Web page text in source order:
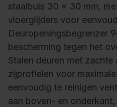
staalbuis 30 x 30 mm,
vloerglijders voor
Deuropeningsbegrenzer
bescherming tegen het
Stalen deuren met zachte
zijprofielen voor
eenvoudig te reinigen
aan boven- en